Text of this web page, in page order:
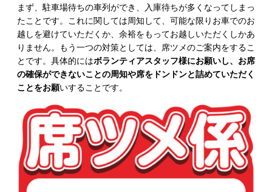
まず、駐車場待ちの車列ができ、入庫待ちが多くなってしまっ
たことです。これに関しては周知して、可能な限りお車でのお
越しを避けていただくか、余裕をもってお越しいただくしかあ
りません。もう一つの対策としては、席ツメのご案内をするこ
とです。具体的にはボランティアスタッフ様にお願いし、お席
の確保ができないことの周知や席をドンドンと詰めていただく
ことをお願いすることです。